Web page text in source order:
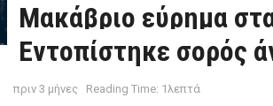
Μακάβριο εύρημα
Εντοπίστηκε σορός
πριν 3 μήνες Reading Time: 1λεπτά